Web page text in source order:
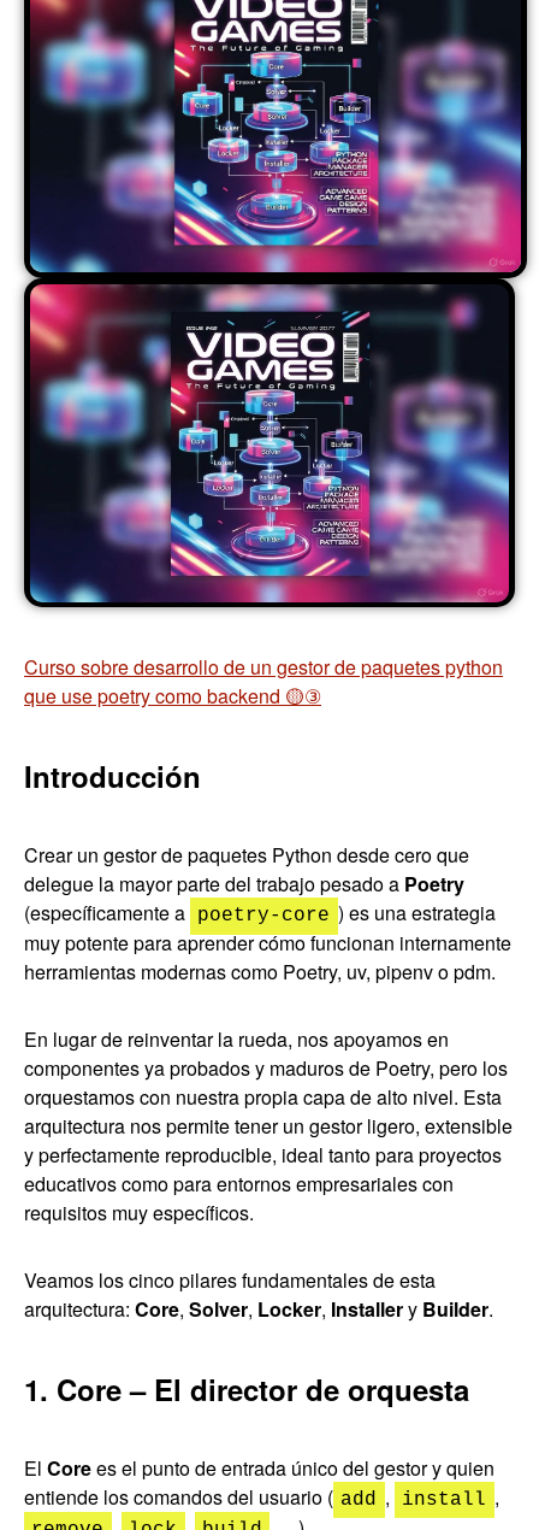
Curso sobre desarrollo de un gestor de paquetes python
que use poetry como backend 🟡③
Introducción
Crear un gestor de paquetes Python desde cero que
delegue la mayor parte del trabajo pesado a Poetry
(específicamente a
poetry-core ) es una estrategia
muy potente para aprender cómo funcionan internamente
herramientas modernas como Poetry, uv, pipenv o pdm.
En lugar de reinventar la rueda, nos apoyamos en
componentes ya probados y maduros de Poetry, pero los
orquestamos con nuestra propia capa de alto nivel. Esta
arquitectura nos permite tener un gestor ligero, extensible
y perfectamente reproducible, ideal tanto para proyectos
educativos como para entornos empresariales con
requisitos muy específicos.
Veamos los cinco pilares fundamentales de esta
arquitectura: Core, Solver, Locker, Installery Builder.
1. Core – El director de orquesta
El Corees el punto de entrada único del gestor y quien
entiende los comandos del usuario ( add , install ,